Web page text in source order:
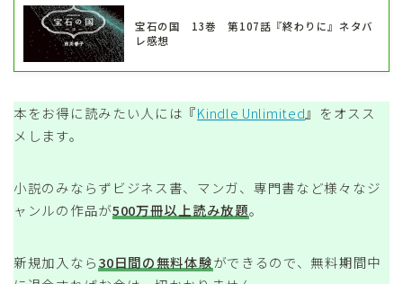
宝石の国 13巻 第107話『終わりに』ネタバ
レ感想
本をお得に読みたい人には『Kindle Unlimited』をオスス
メします。
小説のみならずビジネス書、マンガ、専門書など様々なジ
ャンルの作品が500万冊以上読み放題。
新規加入なら30日間の無料体験ができるので、無料期間中